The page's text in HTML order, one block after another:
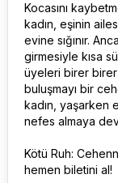
Kocasını
kadın, eşinin
evine sığınır.
girmesiyle kısa
üyeleri birer
buluşmayı bir
kadın, yaşarken
nefes almaya
Kötü Ruh:
hemen biletini al!